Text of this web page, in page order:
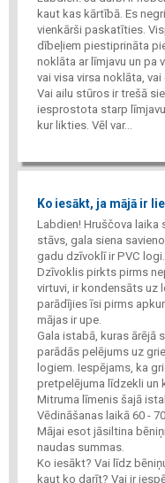
kaut kas kārtībā. Es
vienkārši paskatīties.
dībeļiem piestiprināta
noklāta ar līmjavu un pa
vai visa virsa noklāta,
Vai ailu stūros ir trešā
iesprostota starp
kur likties. Vēl var...
Ko iesākt, ja mājā ir
Labdien! Hruščova
stāvs, gala siena
gadu dzīvoklī ir PVC logi.
Dzīvoklis pirkts pirms
virtuvi, ir kondensāts uz
parādījies īsi pirms
mājas ir upe.
Gala istabā, kuras ārējā
parādās pelējums uz
logiem. Iespējams, ka
pretpelējuma līdzekli un
Mitruma līmenis šajā
Vēdināšanas laikā 60 -
Mājai esot jāsiltina
naudas summas.
Ko iesākt? Vai līdz
kaut ko darīt? Vai ir